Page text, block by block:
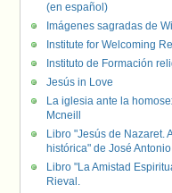
(en español)
Imágenes sagradas de
Institute for Welcoming
Instituto de Formación
Jesús in Love
La iglesia ante la
Mcneill
Libro "Jesús de Nazaret.
histórica" de José
Libro "La Amistad
Rieval.